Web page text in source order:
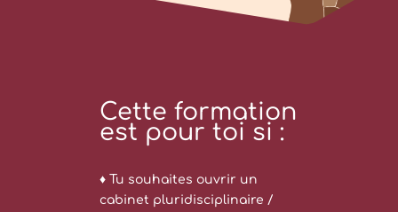
Cette formation
est pour toi si :
♦ Tu souhaites ouvrir un
cabinet pluridisciplinaire /